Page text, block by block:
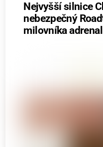
Nejvyšší silnice
nebezpečný
milovníka